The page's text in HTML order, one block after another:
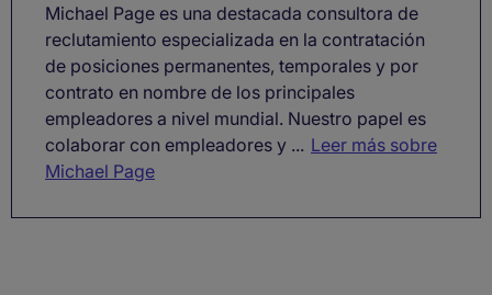
Michael Page es una destacada consultora de
reclutamiento especializada en la contratación
de posiciones permanentes, temporales y por
contrato en nombre de los principales
empleadores a nivel mundial. Nuestro papel es
colaborar con empleadores y ... Leer más sobre
Michael Page